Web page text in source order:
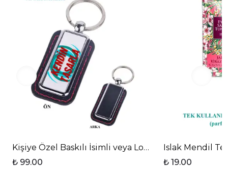
görünümü ile dikkat çekmektedir.
Dayanıklılık ve Kolay Temizlik
Uzun ömürlü kullanım için tasarlanmış olan bu
bardak altlığı, suya dayanıklı yapısı sayesinde
kolayca temizlenebilir.
Böylece, hem hijyenik hem de pratik bir çözüm
sunar.
Kişiye özel baskılı kaymaz bardak altlığı, hem
günlük yaşamda hem de özel günlerde tercih
edilebilecek mükemmel bir üründür.
Kişiye Özel Baskılı İsimli veya Logolu Dikdörtgen
₺ 99.00
Islak Mendil
₺ 19.00